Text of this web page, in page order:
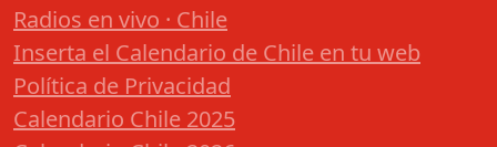
Radios en vivo · Chile
Inserta el Calendario de Chile en tu web
Política de Privacidad
Calendario Chile 2025